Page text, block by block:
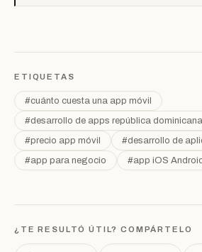
ETIQUETAS
#cuánto cuesta una app móvil
#desarrollo de apps república dominicana
#precio app móvil
#desarrollo de
#app para negocio
#app iOS
¿TE RESULTÓ ÚTIL? COMPÁRTELO